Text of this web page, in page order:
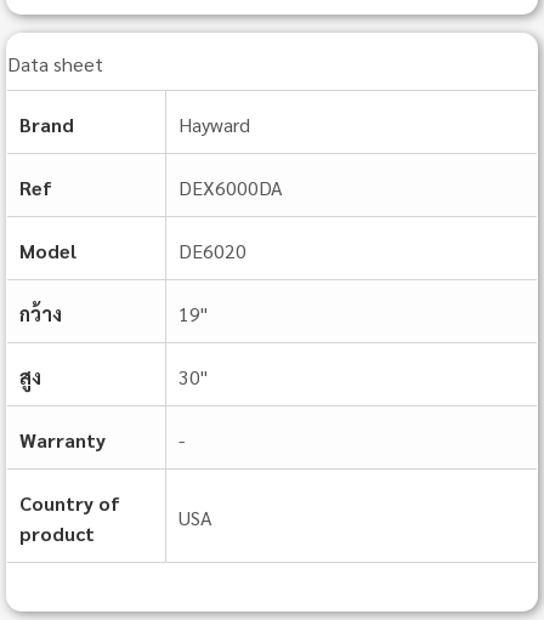
Data sheet
Brand Hayward
Ref DEX6000DA
Model DE6020
กว้าง 19"
สูง 30"
Warranty -
Country of
product
USA